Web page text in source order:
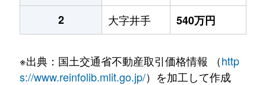
2
大字井手 540万円
※出典：国土交通省不動産取引価格情報 （http
s://www.reinfolib.mlit.go.jp/）を加工して作成